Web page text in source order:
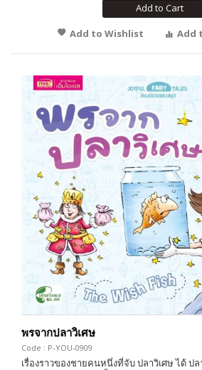
Add to Cart
Add to Wishlist
Add
พรจากปลาวิเศษ
Code : P-YOU-0909
เรื่องราวของชายคนหนึ่งที่จับ ปลาวิเศษ ได้ ป